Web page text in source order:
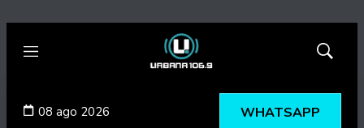
Menú
Mostrar
08 ago 2026 WHATSAPP